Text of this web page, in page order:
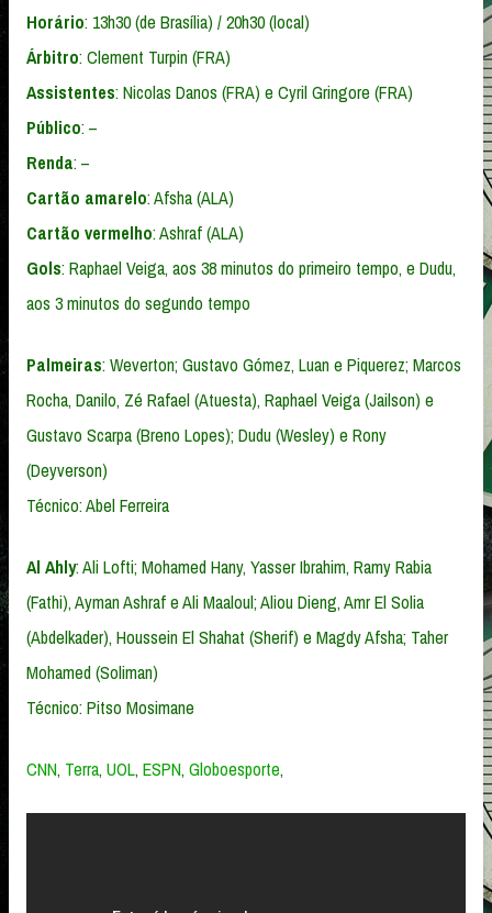
Horário: 13h30 (de Brasília) / 20h30 (local)
Árbitro: Clement Turpin (FRA)
Assistentes: Nicolas Danos (FRA) e Cyril Gringore (FRA)
Público: –
Renda: –
Cartão amarelo: Afsha (ALA)
Cartão vermelho: Ashraf (ALA)
Gols: Raphael Veiga, aos 38 minutos do primeiro tempo, e Dudu,
aos 3 minutos do segundo tempo
Palmeiras: Weverton; Gustavo Gómez, Luan e Piquerez; Marcos
Rocha, Danilo, Zé Rafael (Atuesta), Raphael Veiga (Jailson) e
Gustavo Scarpa (Breno Lopes); Dudu (Wesley) e Rony
(Deyverson)
Técnico: Abel Ferreira
Al Ahly: Ali Lofti; Mohamed Hany, Yasser Ibrahim, Ramy Rabia
(Fathi), Ayman Ashraf e Ali Maaloul; Aliou Dieng, Amr El Solia
(Abdelkader), Houssein El Shahat (Sherif) e Magdy Afsha; Taher
Mohamed (Soliman)
Técnico: Pitso Mosimane
CNN, Terra, UOL, ESPN, Globoesporte,